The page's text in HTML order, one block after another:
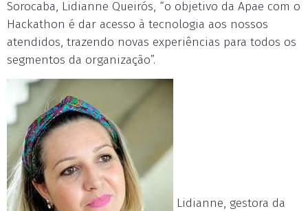
Sorocaba, Lidianne Queirós, “o objetivo da Apae com o
Hackathon é dar acesso à tecnologia aos nossos
atendidos, trazendo novas experiências para todos os
segmentos da organização”.
Lidianne, gestora da